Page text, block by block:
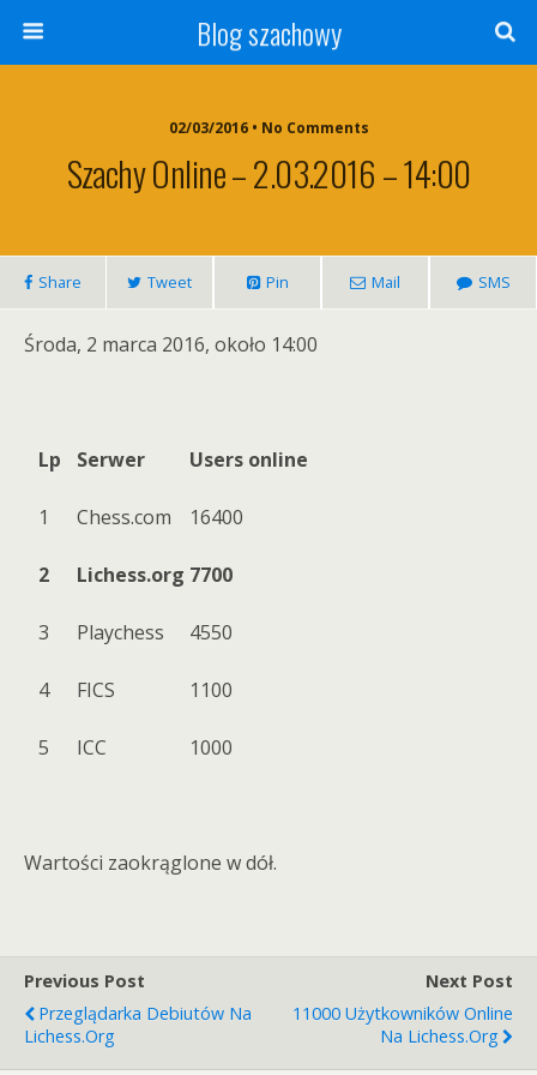
Blog szachowy
02/03/2016 • No Comments
Szachy Online – 2.03.2016 – 14:00
Share Tweet Pin Mail SMS
Środa, 2 marca 2016, około 14:00
Lp Serwer Users online
1 Chess.com 16400
2 Lichess.org 7700
3 Playchess 4550
4 FICS 1100
5 ICC 1000
Wartości zaokrąglone w dół.
Previous Post
Przeglądarka Debiutów Na
Lichess.org
Next Post
11000 Użytkowników Online
Na Lichess.org